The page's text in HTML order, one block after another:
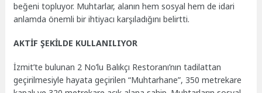
beğeni topluyor. Muhtarlar, alanın hem sosyal hem de idari
anlamda önemli bir ihtiyacı karşıladığını belirtti.
AKTİF ŞEKİLDE KULLANILIYOR
İzmit’te bulunan 2 No’lu Balıkçı Restoranı’nın tadilattan
geçirilmesiyle hayata geçirilen “Muhtarhane”, 350 metrekare